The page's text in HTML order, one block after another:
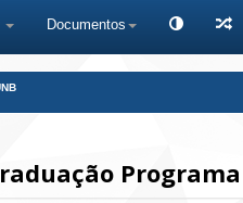
Documentos